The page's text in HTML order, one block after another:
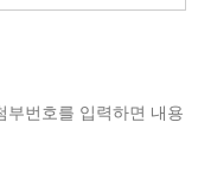
부번호를 입력하면 내용